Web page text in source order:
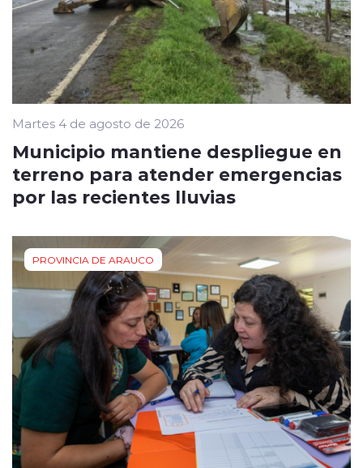
Martes 4 de agosto de 2026
Municipio mantiene despliegue en
terreno para atender emergencias
por las recientes lluvias
PROVINCIA DE ARAUCO